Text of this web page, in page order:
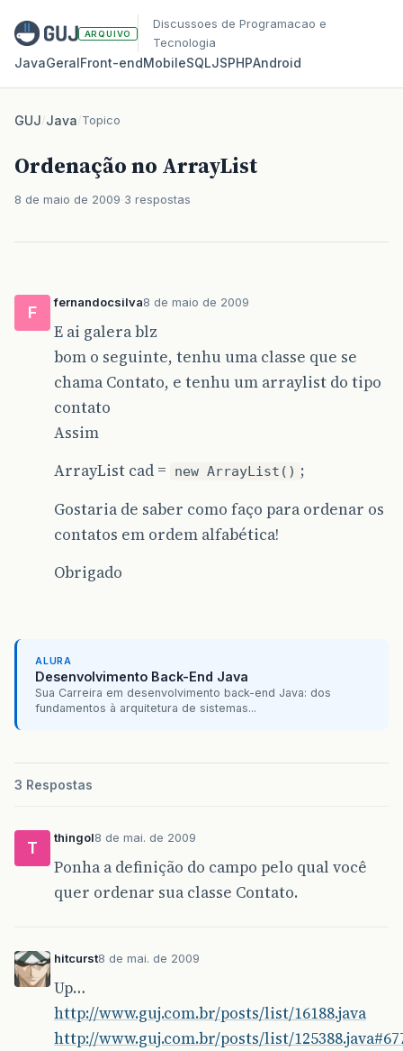
ARQUIVO
Discussoes de Programacao e
Tecnologia
JavaGeralFront‑endMobileSQLJSPHPAndroid
GUJ/Java/Topico
Ordenação no ArrayList
8 de maio de 2009 3 respostas
F
fernandocsilva8 de maio de 2009
E ai galera blz
bom o seguinte, tenhu uma classe que se
chama Contato, e tenhu um arraylist do tipo
contato
Assim
ArrayList cad =
new ArrayList() ;
Gostaria de saber como faço para ordenar os
contatos em ordem alfabética!
Obrigado
ALURA
Desenvolvimento Back-End Java
Sua Carreira em desenvolvimento back-end Java: dos
fundamentos à arquitetura de sistemas...
3 Respostas
T
thingol8 de mai. de 2009
Ponha a definição do campo pelo qual você
quer ordenar sua classe Contato.
hitcurst8 de mai. de 2009
Up…
http://www.guj.com.br/posts/list/16188.java
http://www.guj.com.br/posts/list/